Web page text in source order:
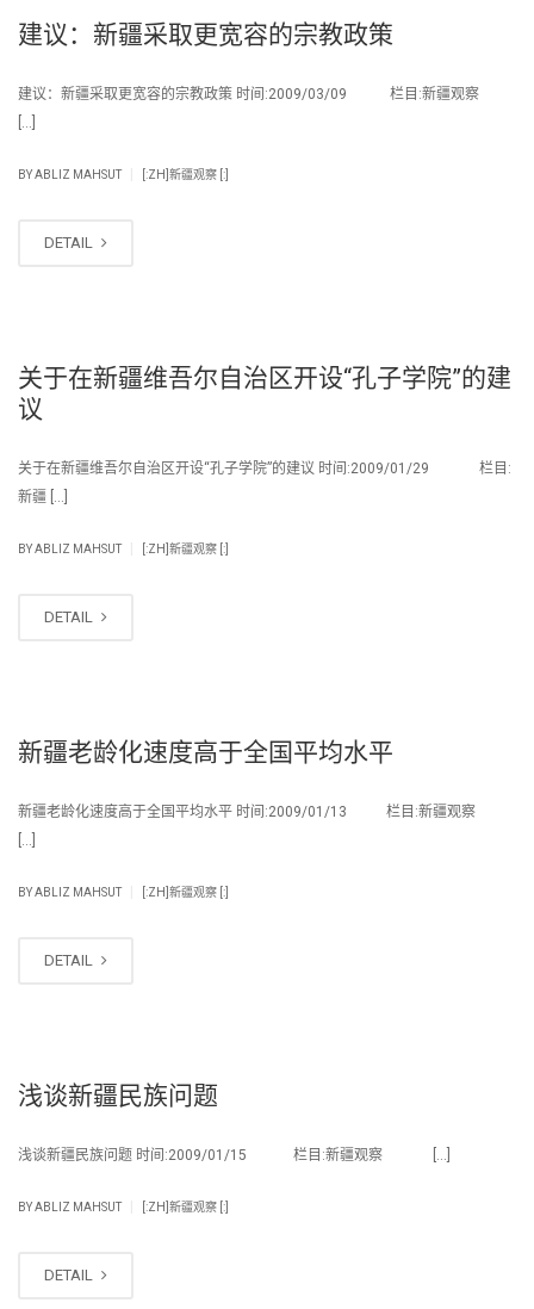
建议：新疆采取更宽容的宗教政策
建议：新疆采取更宽容的宗教政策 时间:2009/03/09 栏目:新疆观察
[…]
BYABLIZ MAHSUT [:ZH]新疆观察 [:]
DETAIL
关于在新疆维吾尔自治区开设“孔子学院”的建
议
关于在新疆维吾尔自治区开设“孔子学院”的建议 时间:2009/01/29 栏目:
新疆 […]
BYABLIZ MAHSUT [:ZH]新疆观察 [:]
DETAIL
新疆老龄化速度高于全国平均水平
新疆老龄化速度高于全国平均水平 时间:2009/01/13 栏目:新疆观察
[…]
BYABLIZ MAHSUT [:ZH]新疆观察 [:]
DETAIL
浅谈新疆民族问题
浅谈新疆民族问题 时间:2009/01/15 栏目:新疆观察 […]
BYABLIZ MAHSUT [:ZH]新疆观察 [:]
DETAIL